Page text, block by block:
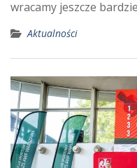
wracamy jeszcze
Aktualności